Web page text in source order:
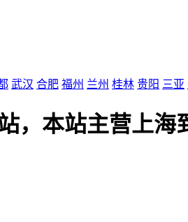
武汉 合肥 福州 兰州 桂林 贵阳 三亚
，本站主营上海